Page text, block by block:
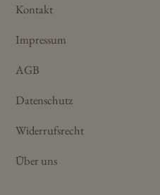
Kontakt
Impressum
AGB
Datenschutz
Widerrufsrecht
Über uns